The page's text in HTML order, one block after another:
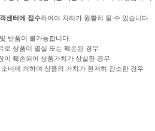
센터에 접수하여야 처리가 원활히 될 수 있습니다.
반품이 불가능합니다.
상품이 멸실 또는 훼손된 경우
훼손되어 상품가치가 상실한 경우
비에 의하여 상품의 가치가 현저히 감소한 경우